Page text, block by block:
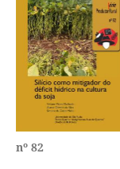
nº 82